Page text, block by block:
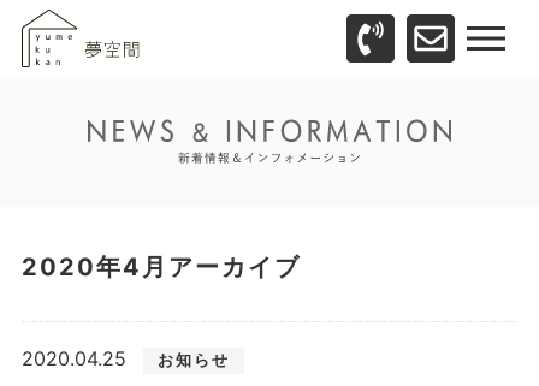
2020年4月アーカイブ
2020.04.25 お知らせ